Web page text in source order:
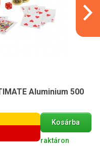
Aluminium 500
Kosárba
raktáron